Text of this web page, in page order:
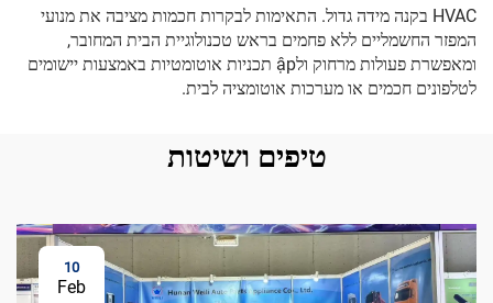
HVAC בקנה מידה גדול. התאימות לבקרות חכמות מציבה את מנועי
המפזר החשמליים ללא פחמים בראש טכנולוגיית הבית המחובר,
ומאפשרת פעולות מרחוק ולập תכניות אוטומטיות באמצעות יישומים
לטלפונים חכמים או מערכות אוטומציה לבית.
טיפים ושיטות
10
Feb